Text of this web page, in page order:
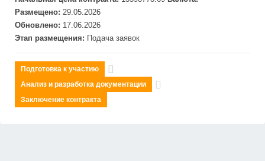
Размещено: 29.05.2026
Обновлено: 17.06.2026
Этап размещения: Подача заявок
Подготовка к участию
Анализ и разработка документации
Заключение контракта